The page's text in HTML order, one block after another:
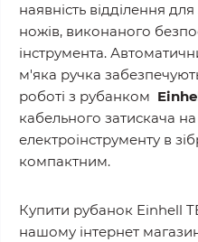
наявність відділення
ножів, виконаного
інструмента.
м'яка ручка
роботі з рубанком
кабельного затискача
електроінструменту в
компактним.
Купити рубанок Einhell
нашому інтернет